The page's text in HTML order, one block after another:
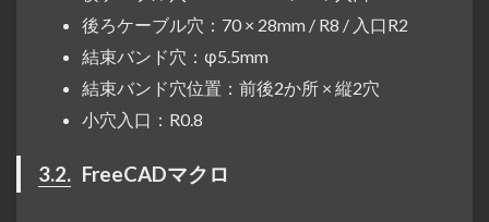
後ろケーブル穴：70 × 28mm / R8 / 入口R2
結束バンド穴：φ5.5mm
結束バンド穴位置：前後2か所 × 縦2穴
小穴入口：R0.8
3.2. FreeCADマクロ